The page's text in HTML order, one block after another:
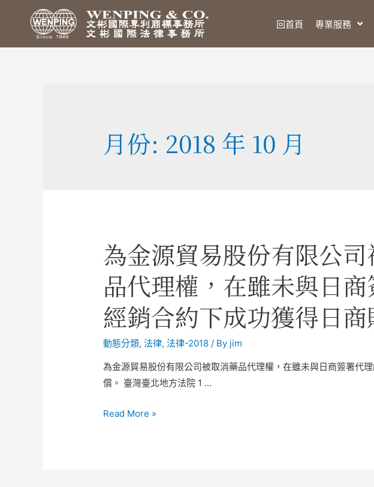
回首頁 專業服務
月份: 2018 年 10 月
為金源貿易股份有限公
品代理權，在雖未與日
經銷合約下成功獲得日商
動態分類,法律,法律-2018 / By jim
為金源貿易股份有限公司被取消藥品代理權，在雖未與日商簽署代
償。 臺灣臺北地方法院 1 …
Read More »